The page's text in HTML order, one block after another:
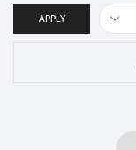
APPLY